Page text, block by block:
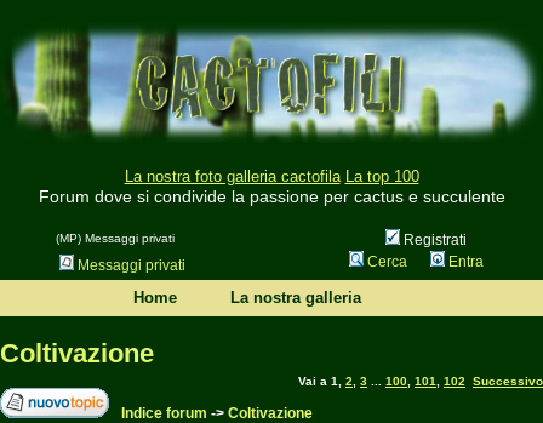
La nostra foto galleria cactofila La top 100
Forum dove si condivide la passione per cactus e succulente
(MP) Messaggi privati
Registrati
Messaggi privati
Cerca Entra
Home La nostra galleria
Coltivazione
Vai a 1 2 3 100 101 102 Successivo
Indice forum -> Coltivazione